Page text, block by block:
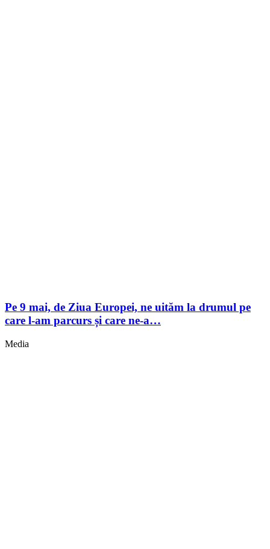
Pe 9 mai, de Ziua Europei, ne uităm la drumul pe
care l-am parcurs și care ne-a…
Media